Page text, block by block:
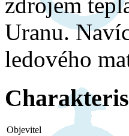
Uranu.
ledového
Objevitel